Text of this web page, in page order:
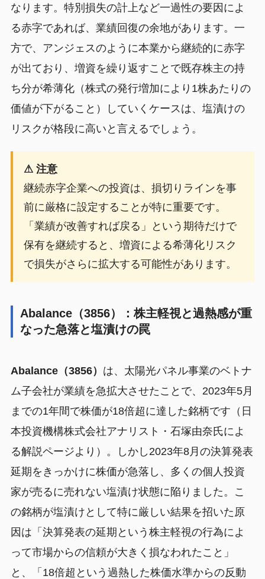
なります。特別損失の計上など一過性の要因によ
る赤字であれば、業績回復の余地があります。一
方で、アンジェスのように本業から継続的に赤字
が出ており、増資を繰り返すことで既存株主の持
ち分が希薄化（株式の発行増加により1株あたりの
価値が下がること）していくケースは、塩漬けの
リスクが格段に高いと言えるでしょう。
⚠ 注意
継続赤字企業への投資は、損切りラインを事
前に厳格に設定することが特に重要です。
「業績が改善すれば戻る」という期待だけで
保有を継続すると、増資による希薄化リスク
で損失がさらに拡大する可能性があります。
Abalance（3856）：株主軽視と過熱感が重
なった急落と塩漬けの罠
Abalance（3856） は、太陽光パネル事業のベトナ
ム子会社が業績を急拡大させたことで、2023年5月
までの1年間で株価が18倍超に達した銘柄です（日
本投資機構株式会社アナリスト・石塚由奈氏によ
る解説ページより）。しかし2023年8月の決算発表
延期をきっかけに株価が急落し、多くの個人投資
家が売るに売れない塩漬け状態に陥りました。こ
の銘柄が塩漬けとして特に厳しい結果を招いた原
因は「決算発表の延期という株主軽視の行為によ
って市場からの信頼が大きく損なわれたこと」
と、「18倍超という過熱した株価水準からの反動